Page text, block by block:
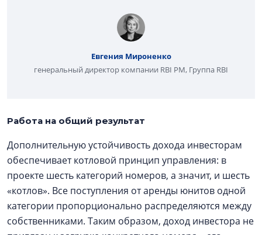
Евгения Мироненко
генеральный директор компании RBI PM, Группа RBI
Работа на общий результат
Дополнительную устойчивость дохода инвесторам
обеспечивает котловой принцип управления: в
проекте шесть категорий номеров, а значит, и шесть
«котлов». Все поступления от аренды юнитов одной
категории пропорционально распределяются между
собственниками. Таким образом, доход инвестора не